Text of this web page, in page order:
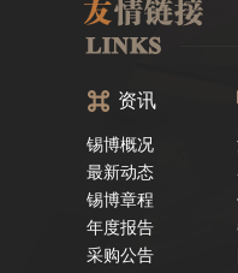
资讯
锡博概况
最新动态
锡博章程
年度报告
采购公告